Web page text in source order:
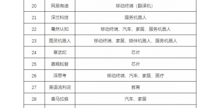
发展打造出良好的成长环境，有助于中国力量争夺
这一AI关键入口。 另一方面，与计算机视觉不同的
是，智能语音技术门槛和难度却更高。尤其在自然
语言处理方面，语义的多样性、歧义性等问题都需
要逐一克服和解决。而一旦跨过这一道难关，真正
意义上的计算机“能说会道”将不再遥远。 如果说“巴
别塔”是人类文明的制高点的话，那智能语音何尝不
是AI发展中的一座“通天塔”呢？ ( 来源：AI报道 ) 0
立刻支付
6位以上
忘记密码？找回